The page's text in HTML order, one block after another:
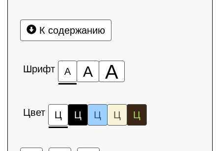
К содержанию
Шрифт А А А
Цвет Ц Ц Ц Ц Ц